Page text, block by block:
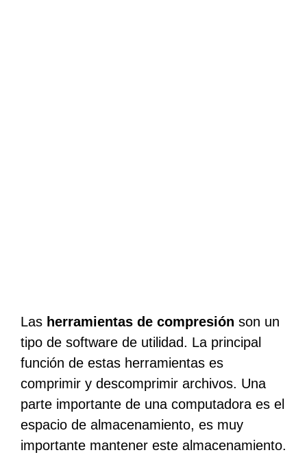
Las herramientas de compresión son un
tipo de software de utilidad. La principal
función de estas herramientas es
comprimir y descomprimir archivos. Una
parte importante de una computadora es el
espacio de almacenamiento, es muy
importante mantener este almacenamiento.